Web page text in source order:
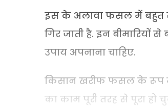
इस के अलावा फसल में बहुत
गिर जाती है. इन बीमारियों
उपाय अपनाना चाहिए.
किसान खरीफ फसल के रूप में
का काम पूरी तरह से पूरा हो